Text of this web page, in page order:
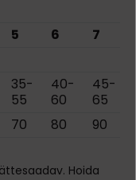
5 6
7
35-
55
40-
60
45-
65
70 80 90
Hoida